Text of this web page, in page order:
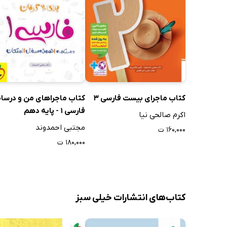
نیایش: الهی
آزمون‌ها
کتاب ماجرای بیست فارسی 3
اکرم صالحی نیا
۱۶۰,۰۰۰ ت
کتاب ماجراهای من و
فارسی 1 - پایه دهم
مجتبی احمدوند
۱۸۰,۰۰۰ ت
کتاب‌های انتشارات خیلی سبز